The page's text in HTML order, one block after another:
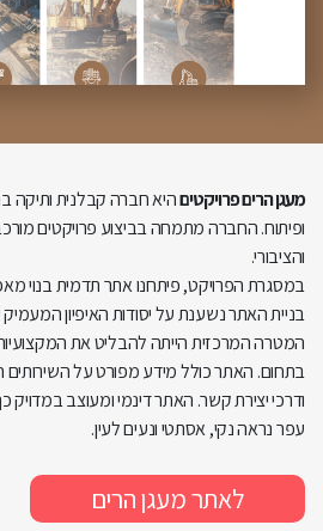
מעגן הרים פרויקטיםהיא חברה קבלנית ותיקה
ופיתוח. החברה מתמחה בביצוע פרויקטים
והציבורי.
במסגרת הפרויקט, פיתחנו אתר תדמית בנוי
בניית האתר נשענת על יסודות האיפיון
המטרה המרכזית הייתה להבליט את
בתחום. האתר כולל מידע מפורט על השירותים
ודרכי יצירת קשר. האתר דינמי ומעוצב
עפר נראה נקי, אסתטי ונעים לעין.
לאתר מעגן הרים